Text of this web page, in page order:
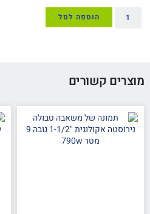
הוספה לסל
מוצרים קשורים